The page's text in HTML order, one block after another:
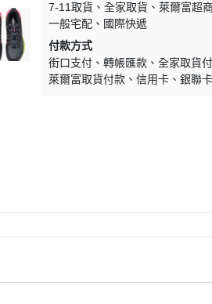
7-11取貨
全家取貨 萊爾富超
一般宅配
國際快遞
付款方式
街口支付
轉帳匯款 全家取貨
萊爾富取貨付款
信用卡 銀聯卡